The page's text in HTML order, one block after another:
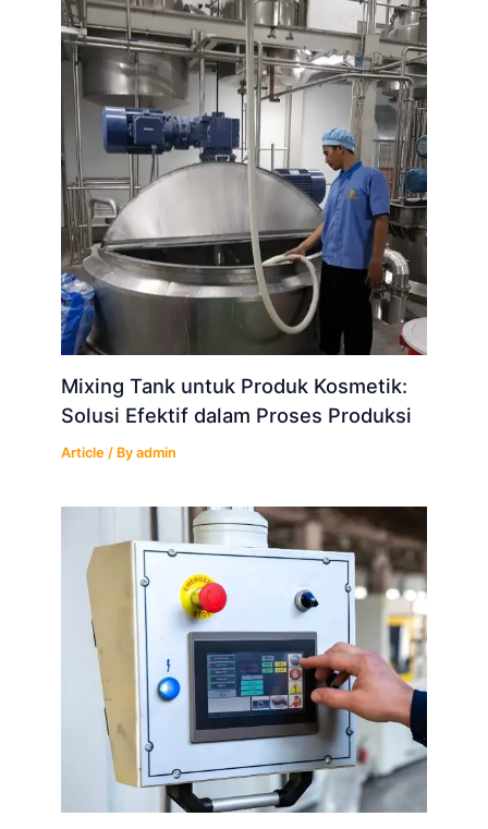
Mixing Tank untuk Produk Kosmetik:
Solusi Efektif dalam Proses Produksi
Article / Byadmin